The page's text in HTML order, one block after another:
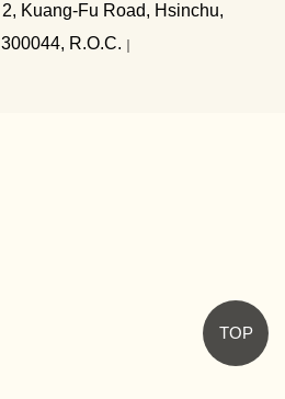
Kuang-Fu Road, Hsinchu,
R.O.C. ｜
TOP